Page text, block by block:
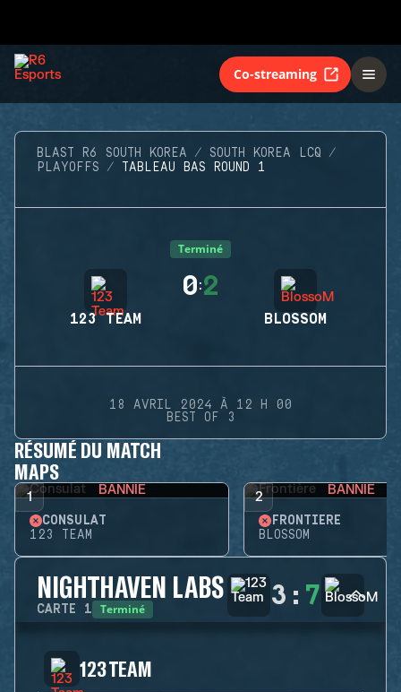
Co-streaming
BLAST R6 SOUTH KOREA
SOUTH KOREA LCQ
PLAYOFFS
TABLEAU BAS ROUND 1
Terminé
123 TEAM
0:2
BLOSSOM
18 AVRIL 2024 À 12 H 00
BEST OF 3
RÉSUMÉ DU MATCH
MAPS
1 BANNIE
CONSULAT
123 TEAM
2 BANNIE
FRONTIÈRE
BLOSSOM
NIGHTHAVEN LABS
CARTE 1 Terminé 3 : 7
123 TEAM